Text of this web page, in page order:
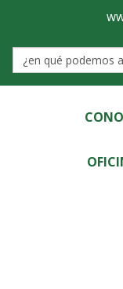
de
Castro-
Urdiales